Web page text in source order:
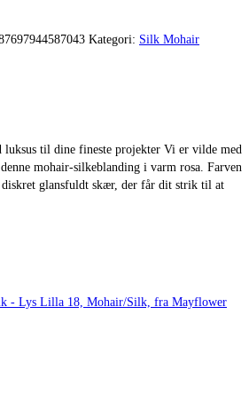
Kategori: Silk Mohair
luksus til dine fineste projekter Vi er vilde med
mohair-silkeblanding i varm rosa. Farven
glansfuldt skær, der får dit strik til at